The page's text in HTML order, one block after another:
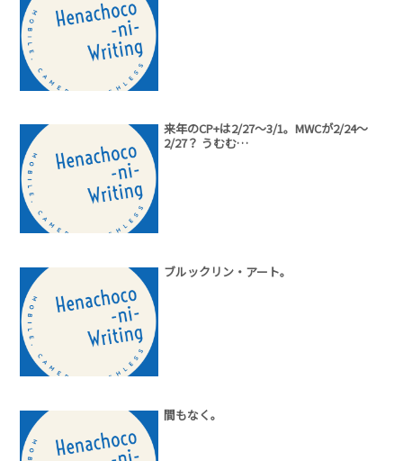
来年のCP+は2/27～3/1。MWCが2/24～
2/27？ うむむ…
ブルックリン・アート。
間もなく。